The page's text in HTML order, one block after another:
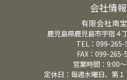
会社情報
有限会社南
鹿児島県鹿児島市宇宿４
TEL：099-265-
FAX：099-265-
営業時間：9:00
定休日：毎週水曜日、第